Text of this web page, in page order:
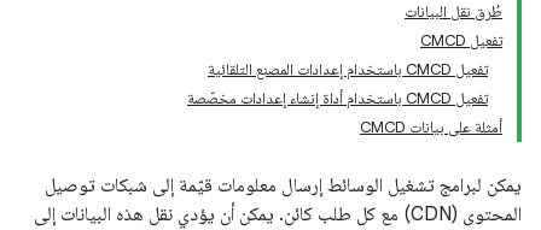
طُرق نقل البيانات
تفعيل CMCD
تفعيل CMCD باستخدام إعدادات المصنع التلقائية
تفعيل CMCD باستخدام أداة إنشاء إعدادات مخصّصة
أمثلة على بيانات CMCD
يمكن لبرامج تشغيل الوسائط إرسال معلومات قيّمة إلى شبكات توصيل
المحتوى (CDN) مع كل طلب كائن. يمكن أن يؤدي نقل هذه البيانات إلى